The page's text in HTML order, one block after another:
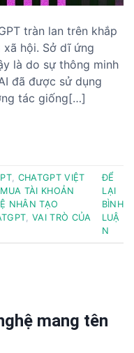
tràn lan trên khắp
hội. Sở dĩ ứng
là do sự thông minh
đã được sử dụng
tác giống[…]
CHATGPT VIỆT
MUA TÀI KHOẢN
NHÂN TẠO
VAI TRÒ CỦA
ĐỂ
LẠI
BÌNH
LUẬ
N
mang tên